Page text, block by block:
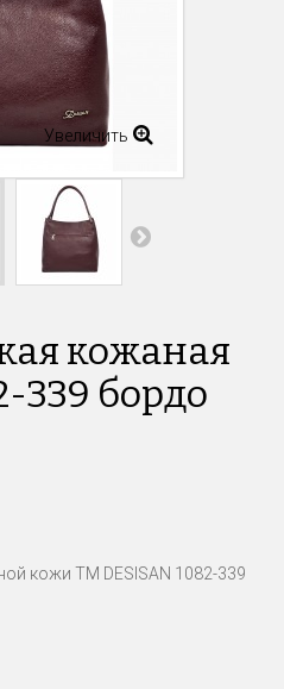
Увеличить
кожаная
339 бордо
кожи TM DESISAN 1082-339